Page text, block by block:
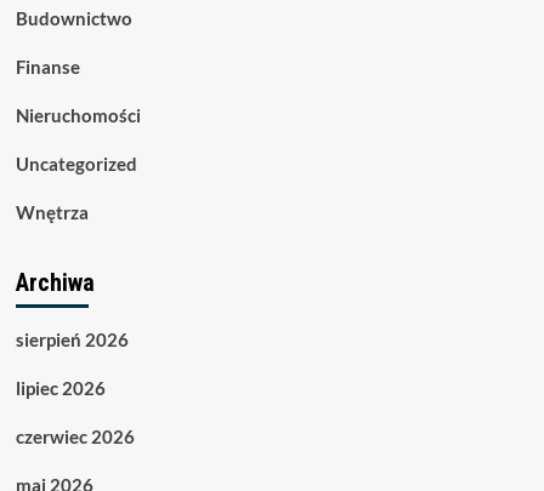
Budownictwo
Finanse
Nieruchomości
Uncategorized
Wnętrza
Archiwa
sierpień 2026
lipiec 2026
czerwiec 2026
maj 2026